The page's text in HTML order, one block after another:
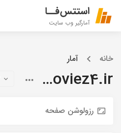
استتس‌فــا
آمارگیر وب سایت
خانه آمار
citymoviez4.ir
رزولوشن صفحه